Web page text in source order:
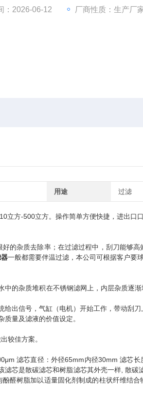
：2026-06-12 厂商性质：生产厂
用途 过滤
立方-500立方。操作简单方便快捷，进出口
的杂质去除率；在过滤过程中，刮刀能够
一般都需要伴温过滤，本公司可根据客户要
的杂质堆积在不锈钢滤网上，内层杂质逐
出信号，气缸（电机）开始工作，带动刮刀
量及滤液的价值设定。
较佳方案。
滤芯直径：外径65mm内径30mm 滤芯
芯是散碳滤芯和树脂滤芯其外壳一样, 散碳
醛树脂加以适量固化剂制成的柱状纤维结